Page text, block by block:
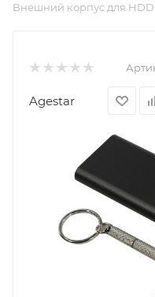
Внешний корпус для HDD
Agestar